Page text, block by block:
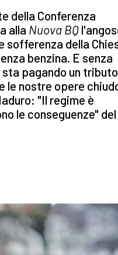
della Conferenza
alla Nuova BQ
sofferenza della
benzina. E senza
pagando un tributo
le nostre opere
"Il regime è
le conseguenze" del